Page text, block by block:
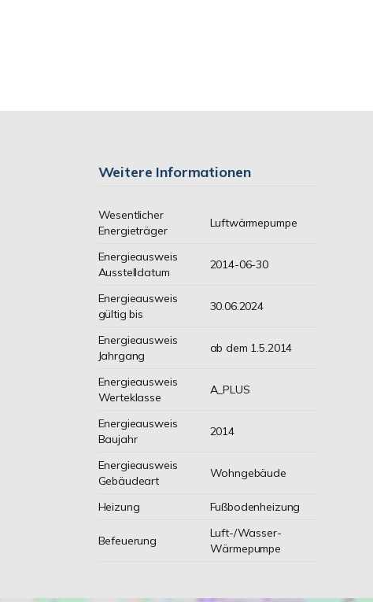
Weitere Informationen
Wesentlicher
Energieträger
Luftwärmepumpe
Energieausweis
Ausstelldatum
2014-06-30
Energieausweis
gültig bis
30.06.2024
Energieausweis
Jahrgang
ab dem 1.5.2014
Energieausweis
Werteklasse
A_PLUS
Energieausweis
Baujahr
2014
Energieausweis
Gebäudeart
Wohngebäude
Heizung Fußbodenheizung
Befeuerung
Luft-/Wasser-
Wärmepumpe